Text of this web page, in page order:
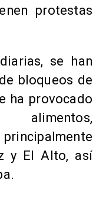
protestas
se han
bloqueos de
ha provocado
alimentos,
y El Alto, así